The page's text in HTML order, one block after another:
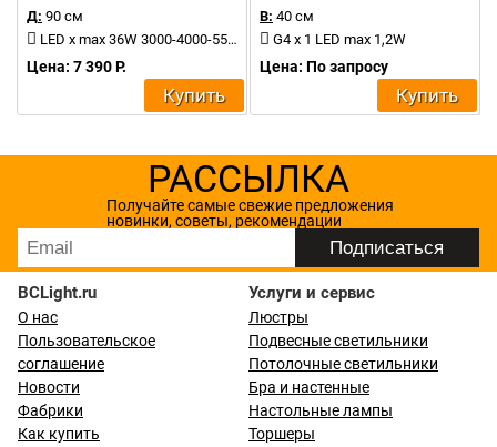
Д: 90 см
LED x max 36W 3000-4000-5500K 4000Lm
Цена: 7 390 Р.
Купить
В: 40 см
G4 x 1 LED max 1,2W
Цена: По запросу
Купить
РАССЫЛКА
Получайте самые свежие предложения
новинки, советы, рекомендации
BCLight.ru
О нас
Пользовательское
соглашение
Новости
Фабрики
Как купить
Услуги и сервис
Люстры
Подвесные светильники
Потолочные светильники
Бра и настенные
Настольные лампы
Торшеры